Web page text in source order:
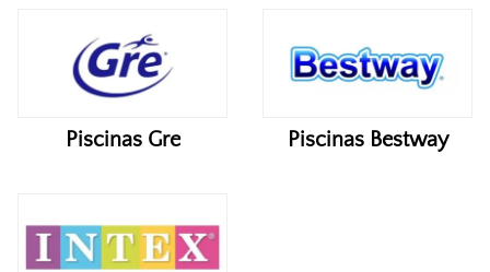
Piscinas Gre Piscinas Bestway